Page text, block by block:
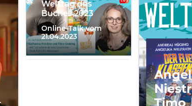
Welttag des
Buches 2023
Online-Talk vom
21.04.2023
Timo